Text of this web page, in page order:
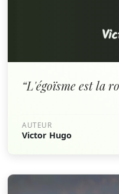
“L'égoïsme est la
AUTEUR
Victor Hugo